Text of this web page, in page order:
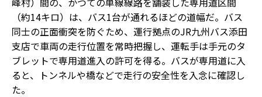
（約14キロ）は、バス1台が通れるほどの道幅だ。バス
同士の正面衝突を防ぐため、運行拠点のJR九州バス添田
支店で車両の走行位置を常時把握し、運転手は手元のタ
ブレットで専用道進入の許可を得る。バスが専用道に入
ると、トンネルや橋などで走行の安全性を入念に確認し
た。